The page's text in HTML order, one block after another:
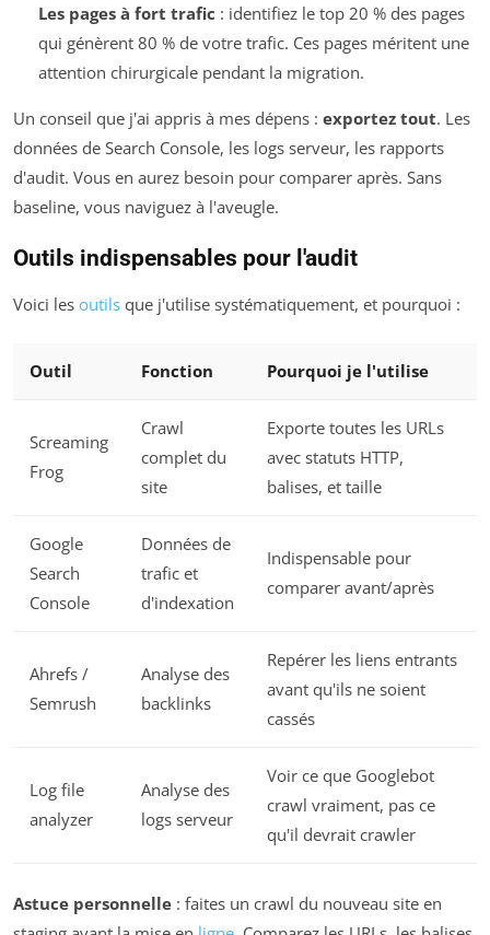
Les pages à fort trafic : identifiez le top 20 % des pages
qui génèrent 80 % de votre trafic. Ces pages méritent une
attention chirurgicale pendant la migration.
Un conseil que j'ai appris à mes dépens : exportez tout. Les
données de Search Console, les logs serveur, les rapports
d'audit. Vous en aurez besoin pour comparer après. Sans
baseline, vous naviguez à l'aveugle.
Outils indispensables pour l'audit
Voici les outils que j'utilise systématiquement, et pourquoi :
Outil Fonction Pourquoi je l'utilise
Screaming
Frog
Crawl
complet du
site
Exporte toutes les URLs
avec statuts HTTP,
balises, et taille
Google
Search
Console
Données de
trafic et
d'indexation
Indispensable pour
comparer avant/après
Ahrefs /
Semrush
Analyse des
backlinks
Repérer les liens entrants
avant qu'ils ne soient
cassés
Log file
analyzer
Analyse des
logs serveur
Voir ce que Googlebot
crawl vraiment, pas ce
qu'il devrait crawler
Astuce personnelle : faites un crawl du nouveau site en